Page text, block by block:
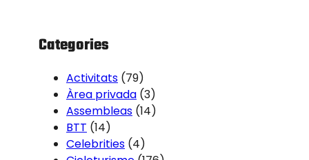
Categories
Activitats (79)
Àrea privada (3)
Assembleas (14)
BTT (14)
Celebrities (4)